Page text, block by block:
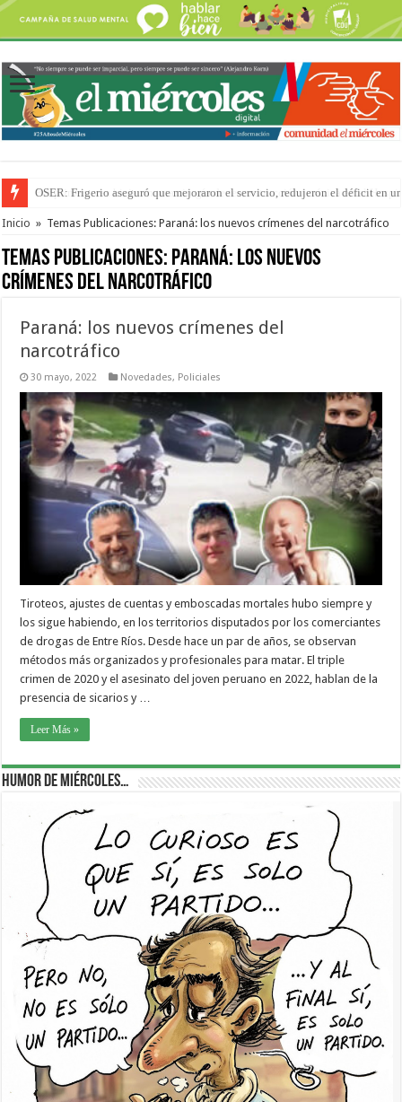
Por primera vez hicieron una cirugía de reconstrucción torácica en el
Inicio » Temas Publicaciones: Paraná: los nuevos crímenes del narcotráfico
Temas Publicaciones: Paraná: los nuevos
crímenes del narcotráfico
Paraná: los nuevos crímenes del
narcotráfico
30 mayo, 2022 Novedades, Policiales
Tiroteos, ajustes de cuentas y emboscadas mortales hubo siempre y
los sigue habiendo, en los territorios disputados por los comerciantes
de drogas de Entre Ríos. Desde hace un par de años, se observan
métodos más organizados y profesionales para matar. El triple
crimen de 2020 y el asesinato del joven peruano en 2022, hablan de la
presencia de sicarios y …
Leer Más »
Humor de Miércoles…